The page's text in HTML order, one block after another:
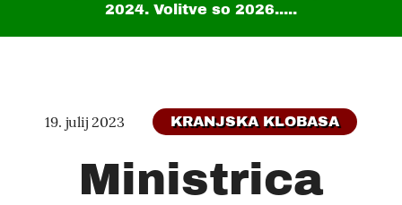
2024. Volitve so 2026.....
19. julij 2023 KRANJSKA KLOBASA
Ministrica